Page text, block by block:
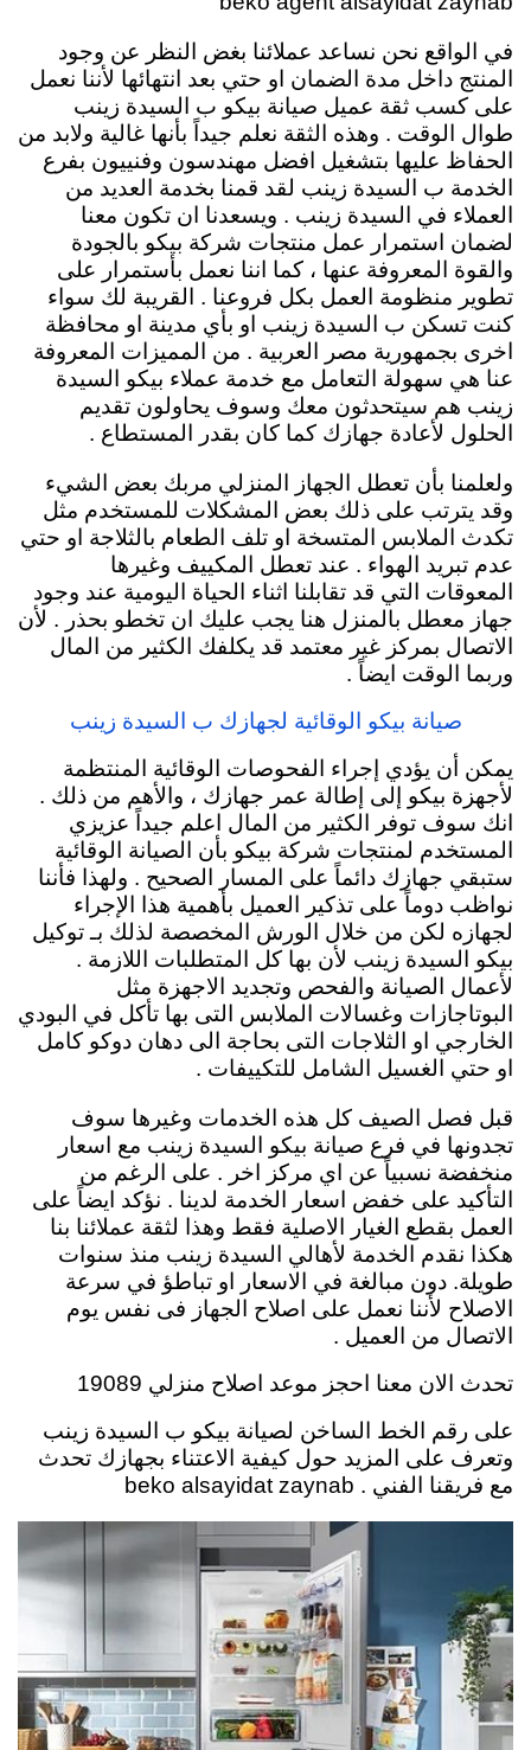
في الواقع نحن نساعد عملائنا بغض النظر عن وجود
المنتج داخل مدة الضمان او حتي بعد انتهائها لأننا نعمل
على كسب ثقة عميل صيانة بيكو ب السيدة زينب
طوال الوقت . وهذه الثقة نعلم جيداً بأنها غالية ولابد من
الحفاظ عليها بتشغيل افضل مهندسون وفنييون بفرع
الخدمة ب السيدة زينب لقد قمنا بخدمة العديد من
العملاء في السيدة زينب . ويسعدنا ان تكون معنا
لضمان استمرار عمل منتجات شركة بيكو بالجودة
والقوة المعروفة عنها ، كما اننا نعمل بأستمرار على
تطوير منظومة العمل بكل فروعنا . القريبة لك سواء
كنت تسكن ب السيدة زينب او بأي مدينة او محافظة
اخرى بجمهورية مصر العربية . من المميزات المعروفة
عنا هي سهولة التعامل مع خدمة عملاء بيكو السيدة
زينب هم سيتحدثون معك وسوف يحاولون تقديم
الحلول لأعادة جهازك كما كان بقدر المستطاع .
ولعلمنا بأن تعطل الجهاز المنزلي مربك بعض الشيء
وقد يترتب على ذلك بعض المشكلات للمستخدم مثل
تكدث الملابس المتسخة او تلف الطعام بالثلاجة او حتي
عدم تبريد الهواء . عند تعطل المكييف وغيرها
المعوقات التي قد تقابلنا اثناء الحياة اليومية عند وجود
جهاز معطل بالمنزل هنا يجب عليك ان تخطو بحذر . لأن
الاتصال بمركز غير معتمد قد يكلفك الكثير من المال
وربما الوقت ايضاً .
صيانة بيكو الوقائية لجهازك ب السيدة زينب
يمكن أن يؤدي إجراء الفحوصات الوقائية المنتظمة
لأجهزة بيكو إلى إطالة عمر جهازك ، والأهم من ذلك .
انك سوف توفر الكثير من المال اعلم جيداً عزيزي
المستخدم لمنتجات شركة بيكو بأن الصيانة الوقائية
ستبقي جهازك دائماً على المسار الصحيح . ولهذا فأننا
نواظب دوماً على تذكير العميل بأهمية هذا الإجراء
لجهازه لكن من خلال الورش المخصصة لذلك بـ توكيل
بيكو السيدة زينب لأن بها كل المتطلبات اللازمة .
لأعمال الصيانة والفحص وتجديد الاجهزة مثل
البوتاجازات وغسالات الملابس التى بها تأكل في البودي
الخارجي او الثلاجات التى بحاجة الى دهان دوكو كامل
او حتي الغسيل الشامل للتكييفات .
قبل فصل الصيف كل هذه الخدمات وغيرها سوف
تجدونها في فرع صيانة بيكو السيدة زينب مع اسعار
منخفضة نسبياً عن اي مركز اخر . على الرغم من
التأكيد على خفض اسعار الخدمة لدينا . نؤكد ايضاً على
العمل بقطع الغيار الاصلية فقط وهذا لثقة عملائنا بنا
هكذا نقدم الخدمة لأهالي السيدة زينب منذ سنوات
طويلة. دون مبالغة في الاسعار او تباطؤ في سرعة
الاصلاح لأننا نعمل على اصلاح الجهاز فى نفس يوم
الاتصال من العميل .
تحدث الان معنا احجز موعد اصلاح منزلي 19089
على رقم الخط الساخن لصيانة بيكو ب السيدة زينب
وتعرف على المزيد حول كيفية الاعتناء بجهازك تحدث
مع فريقنا الفني . beko alsayidat zaynab